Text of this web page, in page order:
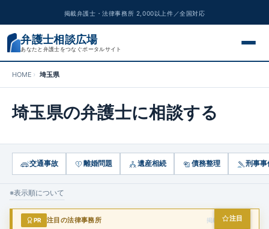
掲載弁護士・法律事務所 2,000以上件／全国対応
弁護士相談広場
あなたと弁護士をつなぐポータルサイト
交通事故
離婚問題
遺産相続
債務整理
刑事事件
HOME 埼玉県
埼玉県の弁護士に相談する
交通事故 離婚問題 遺産相続 債務整理 刑事事
※表示順について
注目
PR 注目の法律事務所 掲載スポンサー